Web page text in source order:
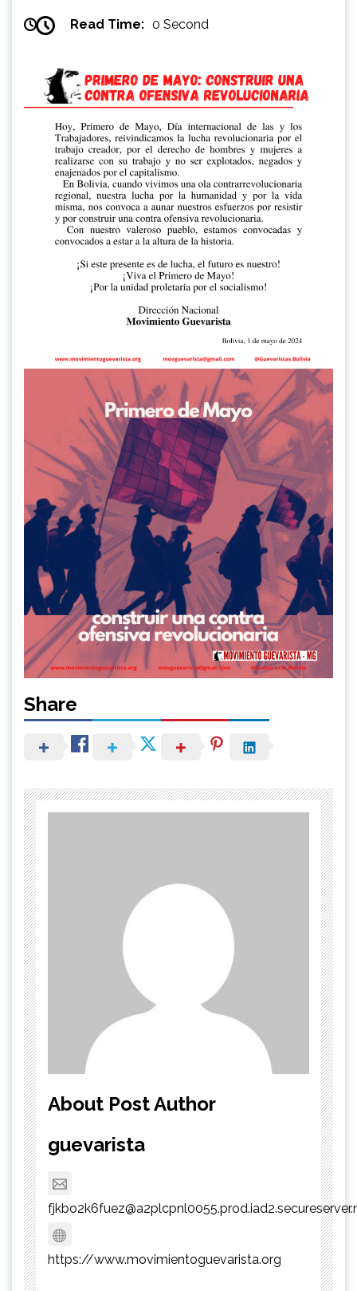
Read Time: 0 Second
Share
About Post Author
guevarista
https://www.movimientoguevarista.org